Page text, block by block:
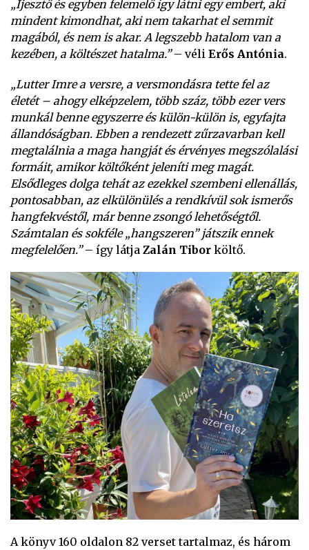
„Ijesztő és egyben felemelő így látni egy embert, aki
mindent kimondhat, aki nem takarhat el semmit
magából, és nem is akar. A legszebb hatalom van a
kezében, a költészet hatalma.”– véli Erős Antónia.
„Lutter Imre a versre, a versmondásra tette fel az
életét – ahogy elképzelem, több száz, több ezer vers
munkál benne egyszerre és külön-külön is, egyfajta
állandóságban. Ebben a rendezett zűrzavarban kell
megtalálnia a maga hangját és érvényes megszólalási
formáit, amikor költőként jeleníti meg magát.
Elsődleges dolga tehát az ezekkel szembeni ellenállás,
pontosabban, az elkülönülés a rendkívül sok ismerős
hangfekvéstől, már benne zsongó lehetőségtől.
Számtalan és sokféle „hangszeren” játszik ennek
megfelelően.”– így látja Zalán Tibor költő.
A könyv 160 oldalon 82 verset tartalmaz, és három